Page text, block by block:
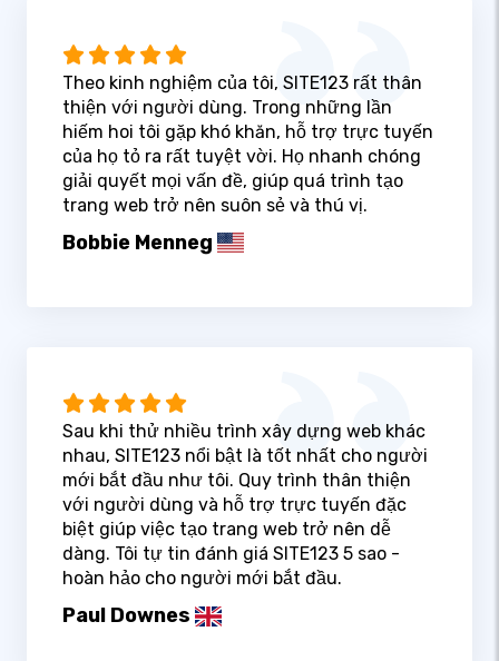
Theo kinh nghiệm của tôi, SITE123 rất thân
thiện với người dùng. Trong những lần
hiếm hoi tôi gặp khó khăn, hỗ trợ trực tuyến
của họ tỏ ra rất tuyệt vời. Họ nhanh chóng
giải quyết mọi vấn đề, giúp quá trình tạo
trang web trở nên suôn sẻ và thú vị.
Bobbie Menneg
Sau khi thử nhiều trình xây dựng web khác
nhau, SITE123 nổi bật là tốt nhất cho người
mới bắt đầu như tôi. Quy trình thân thiện
với người dùng và hỗ trợ trực tuyến đặc
biệt giúp việc tạo trang web trở nên dễ
dàng. Tôi tự tin đánh giá SITE123 5 sao -
hoàn hảo cho người mới bắt đầu.
Paul Downes